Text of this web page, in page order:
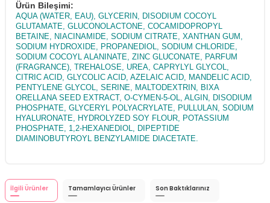
Ürün Bileşimi:
AQUA (WATER, EAU), GLYCERIN, DISODIUM COCOYL
GLUTAMATE, GLUCONOLACTONE, COCAMIDOPROPYL
BETAINE, NIACINAMIDE, SODIUM CITRATE, XANTHAN GUM,
SODIUM HYDROXIDE, PROPANEDIOL, SODIUM CHLORIDE,
SODIUM COCOYL ALANINATE, ZINC GLUCONATE, PARFUM
(FRAGRANCE), TREHALOSE, UREA, CAPRYLYL GLYCOL,
CITRIC ACID, GLYCOLIC ACID, AZELAIC ACID, MANDELIC ACID,
PENTYLENE GLYCOL, SERINE, MALTODEXTRIN, BIXA
ORELLANA SEED EXTRACT, O-CYMEN-5-OL, ALGIN, DISODIUM
PHOSPHATE, GLYCERYL POLYACRYLATE, PULLULAN, SODIUM
HYALURONATE, HYDROLYZED SOY FLOUR, POTASSIUM
PHOSPHATE, 1,2-HEXANEDIOL, DIPEPTIDE
DIAMINOBUTYROYL BENZYLAMIDE DIACETATE.
İlgili Ürünler Tamamlayıcı Ürünler Son Baktıklarınız